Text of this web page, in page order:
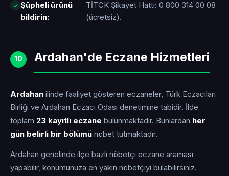
Şüpheli ürünü
bildirin:
TİTCK Şikayet Hattı: 0 800 314 00 08
(ücretsiz).
10 Ardahan'de Eczane Hizmetleri
Ardahan ilinde faaliyet gösteren eczaneler, Türk Eczacıları
Birliği ve Ardahan Eczacı Odası denetimine tabidir. İlde
toplam 23 kayıtlı eczane bulunmaktadır. Bunlardan her
gün belirli bir bölümü nöbet tutmaktadır.
Ardahan genelinde ilçe bazlı nöbetçi eczane araması
yapabilir, konumunuza en yakın nöbetçiyi bulabilirsiniz.